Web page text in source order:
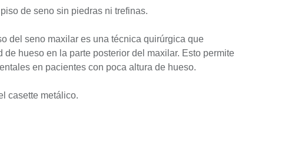
de seno sin piedras ni trefinas.
del seno maxilar es una técnica quirúrgica que
de hueso en la parte posterior del maxilar. Esto permite
en pacientes con poca altura de hueso.
casette metálico.